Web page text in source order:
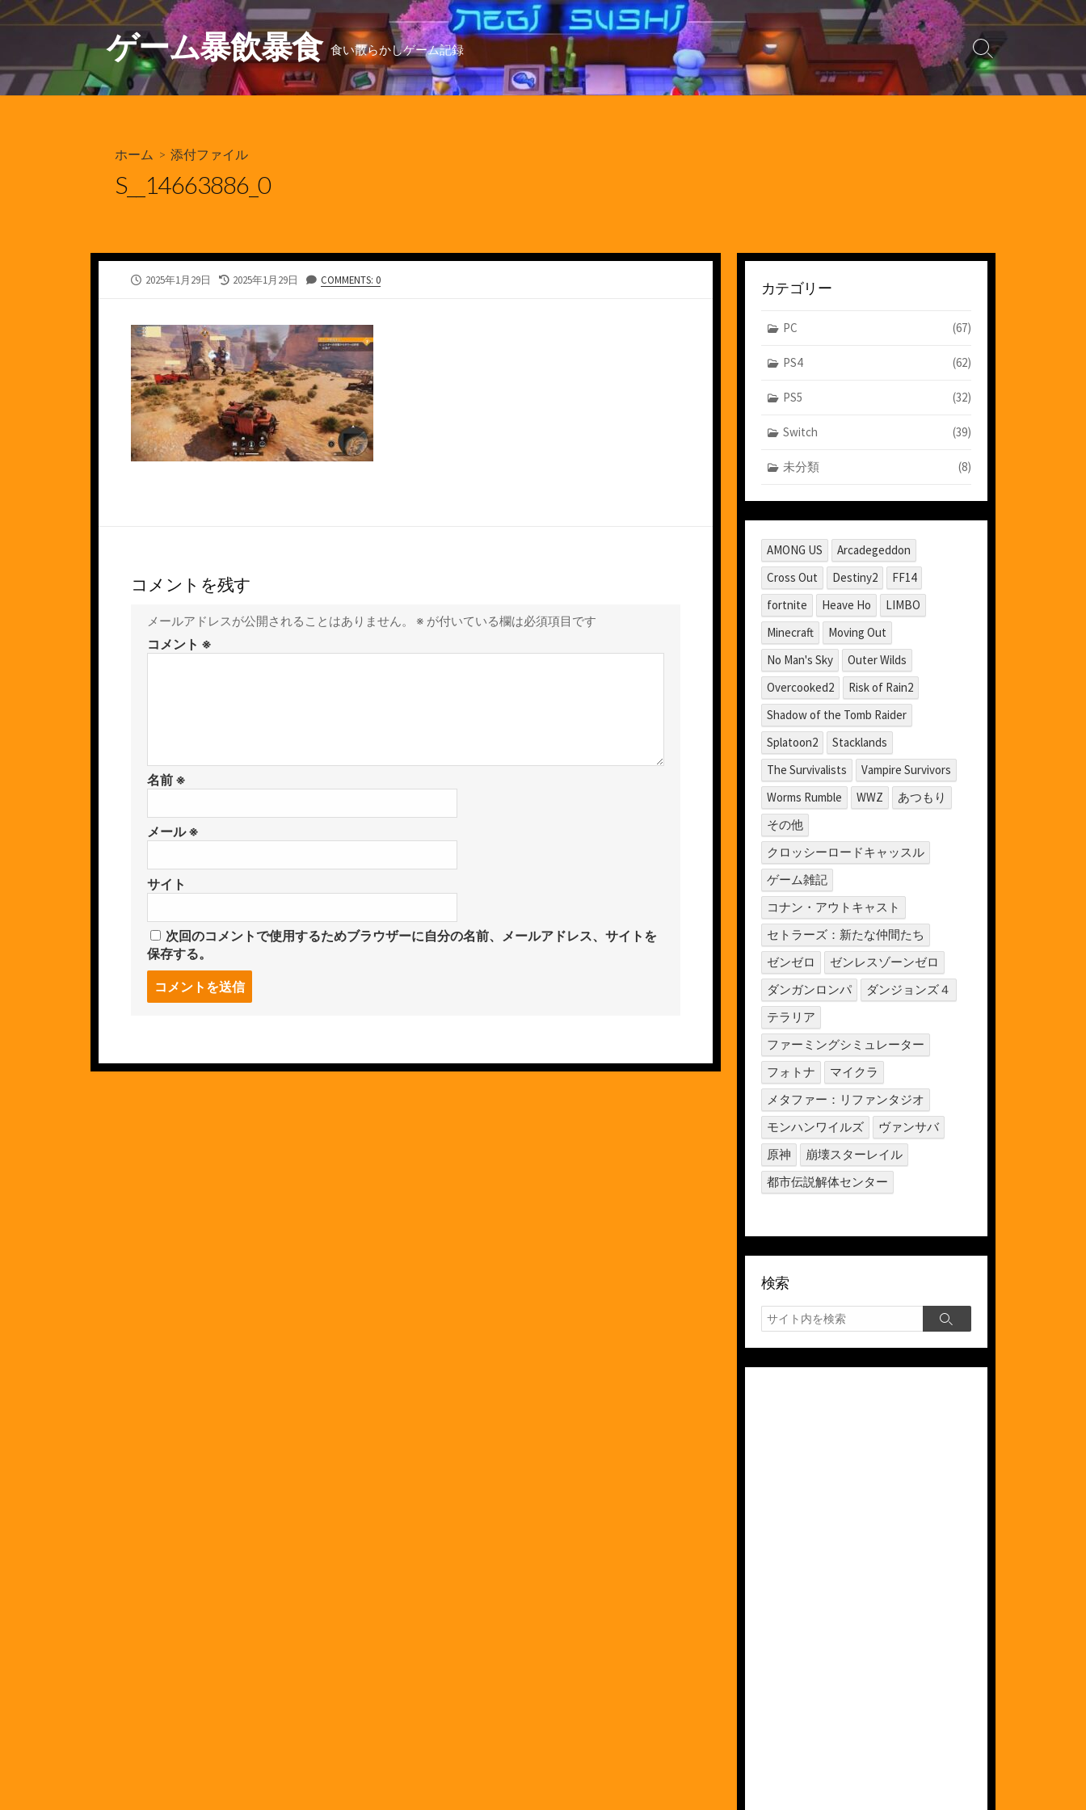
コ
ン
ン
ツ
ゲーム暴飲暴食 食い散らかしゲーム記録
検
索
切
ホーム > 添付ファイル
S__14663886_0
公
2025年1月29日
最
新
日
2025年1月29日 COMMENTS: 0
コメントを残す
メールアドレスが公開されることはありません。 ※ が付いている欄は必須項目です
コメント ※
名前 ※
メール※
サイト
次回のコメントで使用するためブラウザーに自分の名前、メールアドレス、サイトを
保存する。
る
カテゴリー
PC (67)
PS4 (62)
PS5 (32)
Switch (39)
未分類 (8)
AMONG US
Arcadegeddon
Cross Out
Destiny2
FF14
fortnite
Heave Ho
LIMBO
Minecraft
Moving Out
No Man's Sky
Outer Wilds
Overcooked2
Risk of Rain2
Shadow of the Tomb Raider
Splatoon2
Stacklands
The Survivalists
Vampire Survivors
Worms Rumble
WWZ
あつもり
その他
クロッシーロードキャッスル
ゲーム雑記
コナン・アウトキャスト
セトラーズ：新たな仲間たち
ゼンゼロ
ゼンレスゾーンゼロ
ダンガンロンパ
ダンジョンズ４
テラリア
ファーミングシミュレーター
フォトナ
マイクラ
メタファー：リファンタジオ
モンハンワイルズ
ヴァンサバ
原神
崩壊スターレイル
都市伝説解体センター
検索
検
索
検